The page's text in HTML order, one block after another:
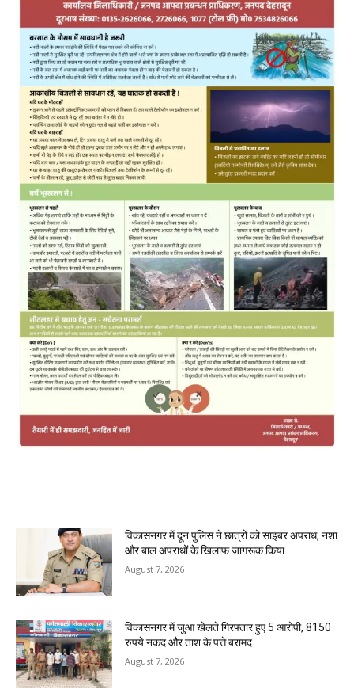
विकासनगर में दून पुलिस ने छात्रों को साइबर अपराध, नशा
और बाल अपराधों के खिलाफ जागरूक किया
August 7, 2026
विकासनगर में जुआ खेलते गिरफ्तार हुए 5 आरोपी, 8150
रुपये नकद और ताश के पत्ते बरामद
August 7, 2026